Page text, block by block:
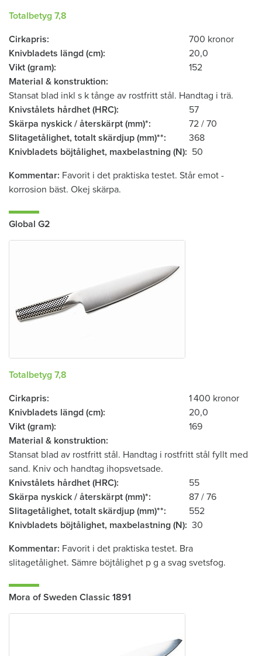
Totalbetyg 7,8
Cirkapris
700 kronor
Knivbladets längd (cm)
20,0
Vikt (gram)
152
Material & konstruktion
Stansat blad inkl s k tånge av rostfritt stål. Handtag i trä.
Knivstålets hårdhet (HRC)
57
Skärpa nyskick / återskärpt (mm)*
72 / 70
Slitagetålighet, totalt skärdjup (mm)**
368
Knivbladets böjtålighet, ­maxbelastning (N)
50
Kommentar Favorit i det praktiska testet. Står emot ­
korrosion bäst. Okej skärpa.
Global G2
Totalbetyg 7,8
Cirkapris
1 400 kronor
Knivbladets längd (cm)
20,0
Vikt (gram)
169
Material & konstruktion
Stansat blad av rostfritt stål. Handtag i rostfritt stål fyllt med
sand. Kniv och handtag ihopsvetsade.
Knivstålets hårdhet (HRC)
55
Skärpa nyskick / återskärpt (mm)*
87 / 76
Slitagetålighet, totalt skärdjup (mm)**
552
Knivbladets böjtålighet, ­maxbelastning (N) 30
Kommentar Favorit i det praktiska testet. Bra
slitagetålighet. Sämre böjtålighet p g a svag svetsfog.
Mora of Sweden Classic 1891